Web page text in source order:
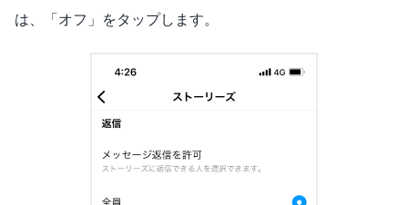
は、「オフ」をタップします。